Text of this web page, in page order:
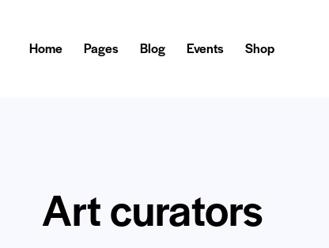
Home Pages Blog Events Shop
Art curators